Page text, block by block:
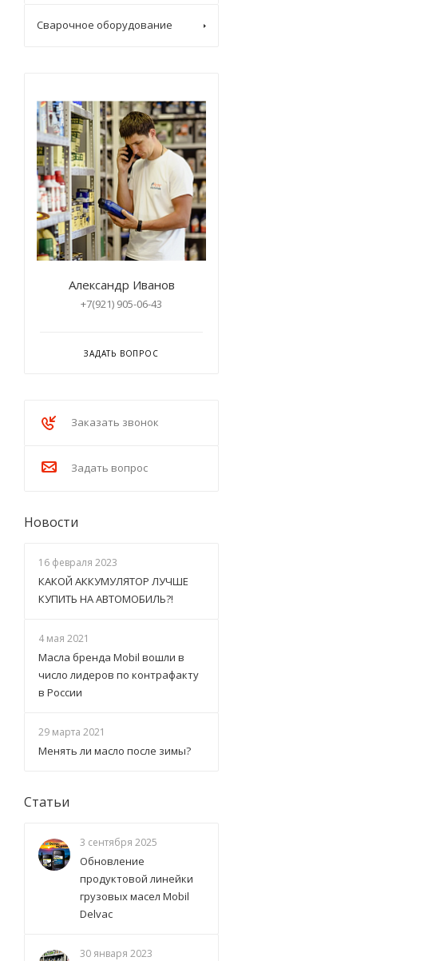
Сварочное оборудование
Александр Иванов
+7(921) 905-06-43
ЗАДАТЬ ВОПРОС
Заказать звонок
Задать вопрос
Новости
16 февраля 2023
КАКОЙ АККУМУЛЯТОР ЛУЧШЕ
КУПИТЬ НА АВТОМОБИЛЬ?!
4 мая 2021
Масла бренда Mobil вошли в
число лидеров по контрафакту
в России
29 марта 2021
Менять ли масло после зимы?
Статьи
3 сентября 2025
Обновление
продуктовой линейки
грузовых масел Mobil
Delvac
30 января 2023